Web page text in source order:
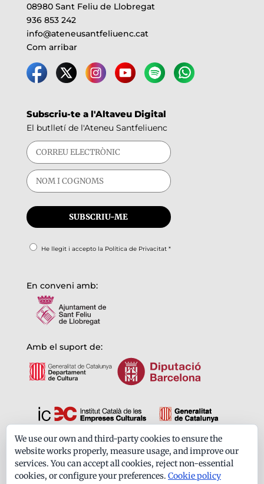
08980 Sant Feliu de Llobregat
936 853 242
info@ateneusantfeliuenc.cat
Com arribar
Subscriu-te a l'Altaveu Digital
El butlletí de l'Ateneu Santfeliuenc
He llegit i accepto la Política de Privacitat*
En conveni amb:
Amb el suport de:
Formem part de:
We use our own and third-party cookies to ensure the
website works properly, measure usage, and improve our
services. You can accept all cookies, reject non-essential
cookies, or configure your preferences. Cookie policy